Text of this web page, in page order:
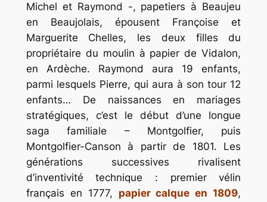
Michel et Raymond -, papetiers à Beaujeu
en Beaujolais, épousent Françoise et
Marguerite Chelles, les deux filles du
propriétaire du moulin à papier de Vidalon,
en Ardèche. Raymond aura 19 enfants,
parmi lesquels Pierre, qui aura à son tour 12
enfants… De naissances en mariages
stratégiques, c’est le début d’une longue
saga familiale – Montgolfier, puis
Montgolfier-Canson à partir de 1801. Les
générations successives rivalisent
d’inventivité technique : premier vélin
français en 1777, papier calque en 1809,